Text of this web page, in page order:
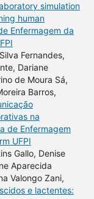
simulation
human
Enfermagem da
Fernandes,
Dariane
de Moura Sá,
Barros,
na
de Enfermagem
UFPI
Gallo, Denise
Aparecida
Valongo Zani,
e lactentes: